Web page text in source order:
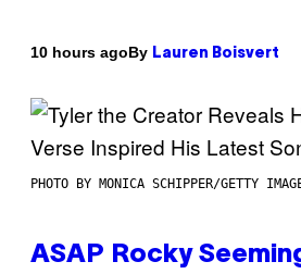
10 hours agoBy Lauren Boisvert
PHOTO BY MONICA SCHIPPER/GETTY
ASAP Rocky